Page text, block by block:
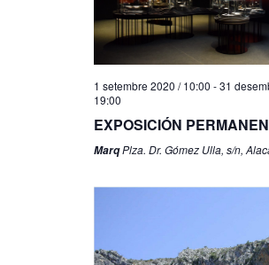
1 setembre 2020 / 10:00 -31
19:00
EXPOSICIÓN
MarqPlza. Dr. Gómez Ulla, s/n,